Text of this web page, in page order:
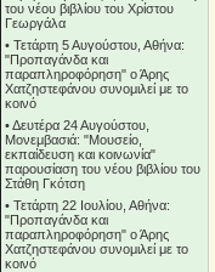
του νέου βιβλίου του Χρίστου
Γεωργάλα
• Τετάρτη 5 Αυγούστου, Αθήνα:
"Προπαγάνδα και
παραπληροφόρηση" ο Άρης
Χατζηστεφάνου συνομιλεί με το
κοινό
•Δευτέρα 24 Αυγούστου,
Μονεμβασιά: "Μουσείο,
εκπαίδευση και κοινωνία"
παρουσίαση του νέου βιβλίου του
Στάθη Γκότση
• Τετάρτη 22 Ιουλίου, Αθήνα:
"Προπαγάνδα και
παραπληροφόρηση" ο Άρης
Χατζηστεφάνου συνομιλεί με το
κοινό